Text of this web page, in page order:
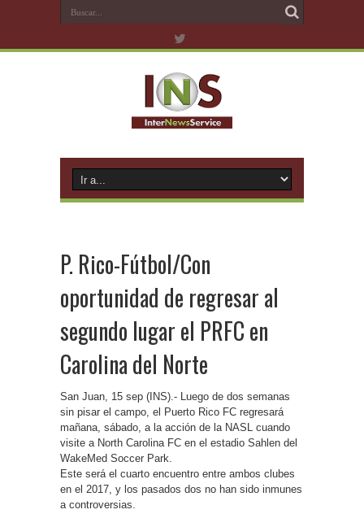
P. Rico-Fútbol/Con
oportunidad de regresar al
segundo lugar el PRFC en
Carolina del Norte
San Juan, 15 sep (INS).- Luego de dos semanas
sin pisar el campo, el Puerto Rico FC regresará
mañana, sábado, a la acción de la NASL cuando
visite a North Carolina FC en el estadio Sahlen del
WakeMed Soccer Park.
Este será el cuarto encuentro entre ambos clubes
en el 2017, y los pasados dos no han sido inmunes
a controversias.